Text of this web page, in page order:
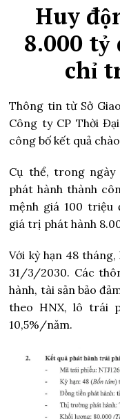
Huy
8.000
chỉ
Thông tin từ Sở
Công ty CP Thời
công bố kết quả
Cụ thể, trong
phát hành thành
mệnh giá 100
giá trị phát hành
Với kỳ hạn 48
31/3/2030. Các
hành, tài sản bảo
theo HNX, lô trái
10,5%/năm.